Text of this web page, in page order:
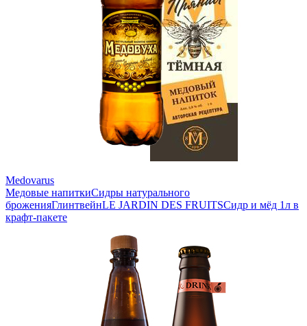
Medovarus
Медовые напиткиСидры натурального
броженияГлинтвейнLE JARDIN DES FRUITSСидр и мёд 1л в
крафт-пакете